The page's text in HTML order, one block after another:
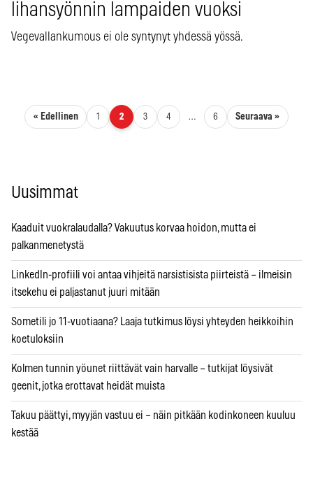
lihansyönnin lampaiden vuoksi
Vegevallankumous ei ole syntynyt yhdessä yössä.
Artikkelien sivutus
« Edellinen 1 2 3 4 … 6 Seuraava »
Uusimmat
Kaaduit vuokralaudalla? Vakuutus korvaa hoidon, mutta ei
palkanmenetystä
LinkedIn-profiili voi antaa vihjeitä narsistisista piirteistä – ilmeisin
itsekehu ei paljastanut juuri mitään
Sometili jo 11-vuotiaana? Laaja tutkimus löysi yhteyden heikkoihin
koetuloksiin
Kolmen tunnin yöunet riittävät vain harvalle – tutkijat löysivät
geenit, jotka erottavat heidät muista
Takuu päättyi, myyjän vastuu ei – näin pitkään kodinkoneen kuuluu
kestää